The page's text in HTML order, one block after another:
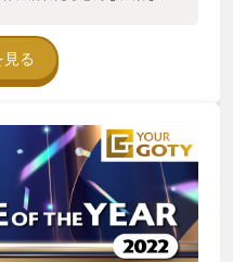
タマイズ性が高いので自分
今年になって購入して2週目
仮初めの自由も期待してい
見る